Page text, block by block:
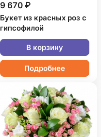
9 670 ₽
Букет из красных роз с
гипсофилой
В корзину
Подробнее